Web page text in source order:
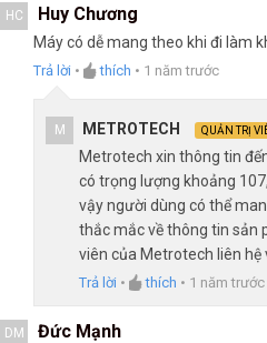
HC Huy Chương
Máy có dễ mang theo khi đi làm
Trả lời • thích • 1 năm trước
M METROTECH QUẢN TRỊ
Metrotech xin thông tin
có trọng lượng khoảng
vậy người dùng có thể
thắc mắc về thông tin sản
viên của Metrotech liên hệ
Trả lời • thích • 1 năm trước
DM Đức Mạnh